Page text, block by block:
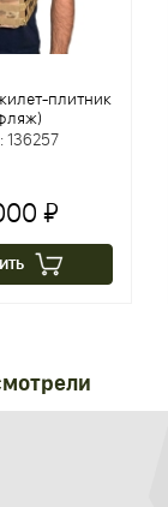
плитник
136257
₽